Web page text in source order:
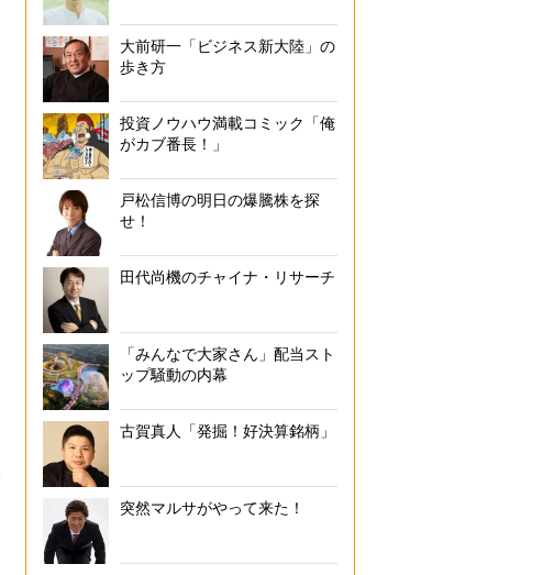
大前研一「ビジネス新大陸」の
歩き方
投資ノウハウ満載コミック「俺
がカブ番長！」
戸松信博の明日の爆騰株を探
せ！
田代尚機のチャイナ・リサーチ
「みんなで大家さん」配当スト
ップ騒動の内幕
古賀真人「発掘！好決算銘柄」
突然マルサがやって来た！